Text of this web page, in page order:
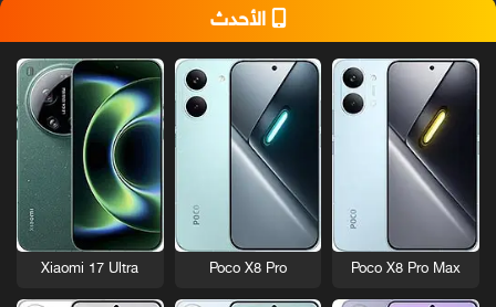
الأحدث
Poco X8 Pro Max
Poco X8 Pro
Xiaomi 17 Ultra